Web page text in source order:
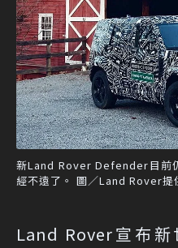
新Land Rover Defender目前
經不遠了。 圖／Land Rover提
Land Rover宣布